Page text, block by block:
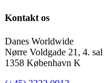
Kontakt os
Danes Worldwide
Nørre Voldgade 21, 4. sal
1358 København K